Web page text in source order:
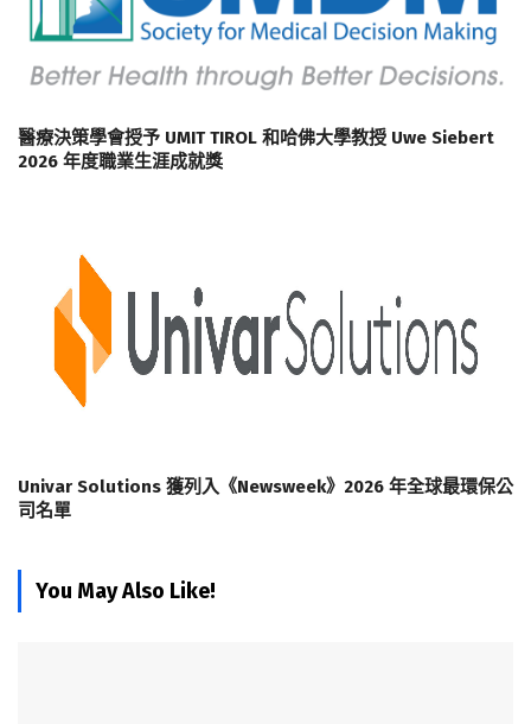
醫療決策學會授予 UMIT TIROL 和哈佛大學教授 Uwe Siebert
2026 年度職業生涯成就獎
Univar Solutions 獲列入《Newsweek》2026 年全球最環保公
司名單
You May Also Like!